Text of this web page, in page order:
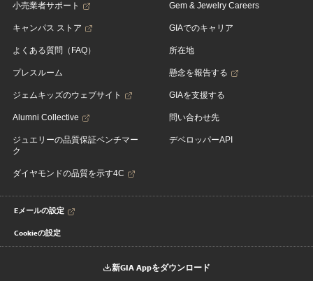
小売業者サポート
キャンパス ストア
よくある質問（FAQ）
プレスルーム
ジェムキッズのウェブサイト
Alumni Collective
ジュエリーの品質保証ベンチマー
ク
ダイヤモンドの品質を示す4C
Gem & Jewelry Careers
GIAでのキャリア
所在地
懸念を報告する
GIAを支援する
問い合わせ先
デベロッパーAPI
Eメールの設定
Cookieの設定
新GIA Appをダウンロード